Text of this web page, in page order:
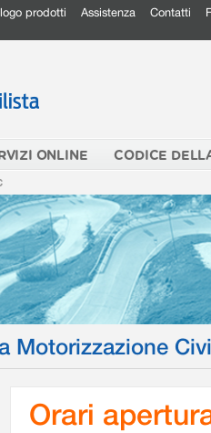
prodotti Assistenza Contatti
ONLINE CODICE
Motorizzazione
Orari